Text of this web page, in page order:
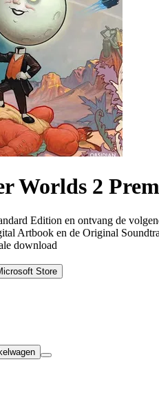
Worlds 2
Edition en ontvang de
Artbook en de Original
download
Store